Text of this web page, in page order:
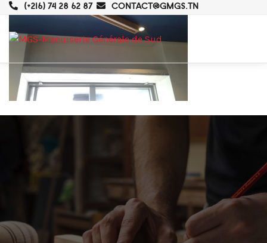
(+216) 74 28 62 87 CONTACT@GMGS.TN